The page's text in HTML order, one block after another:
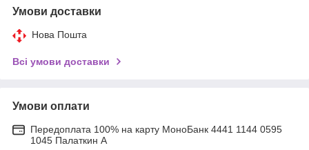
Умови доставки
Нова Пошта
Всі умови доставки
Умови оплати
Передоплата 100% на карту МоноБанк 4441 1144 0595
1045 Палаткин А